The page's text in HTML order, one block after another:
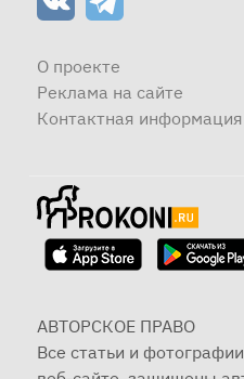
О проекте
Реклама на сайте
Контактная информация
АВТОРСКОЕ ПРАВО
Все статьи и